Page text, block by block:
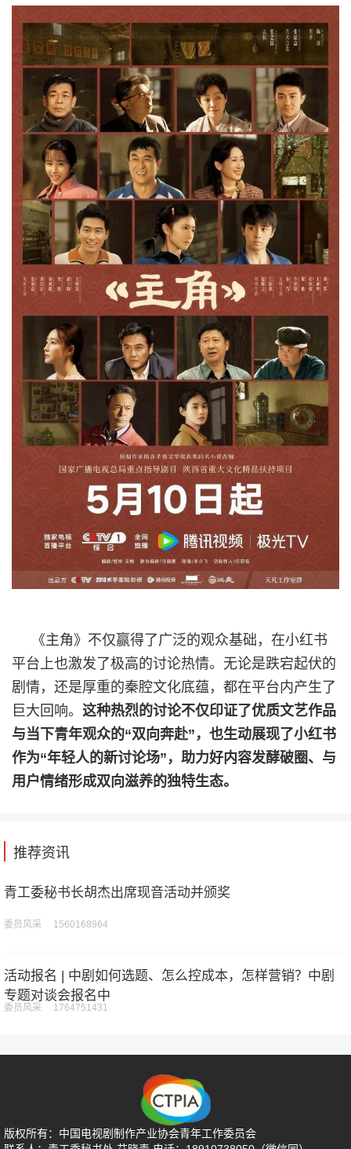
《主角》不仅赢得了广泛的观众基础，在小红书
平台上也激发了极高的讨论热情。无论是跌宕起伏的
剧情，还是厚重的秦腔文化底蕴，都在平台内产生了
巨大回响。 这种热烈的讨论不仅印证了优质文艺作品
与当下青年观众的“双向奔赴”，也生动展现了小红书
作为“年轻人的新讨论场”，助力好内容发酵破圈、与
用户情绪形成双向滋养的独特生态。
推荐资讯
青工委秘书长胡杰出席现音活动并颁奖
委员风采 1560168964
活动报名 | 中剧如何选题、怎么控成本，怎样营销？中剧
专题对谈会报名中
委员风采 1764751431
版权所有：中国电视剧制作产业协会青年工作委员会